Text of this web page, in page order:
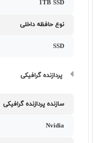
1TB SSD
نوع حافظه داخلی
SSD
پردازنده گرافیکی
سازنده پردازنده گرافیکی
Nvidia